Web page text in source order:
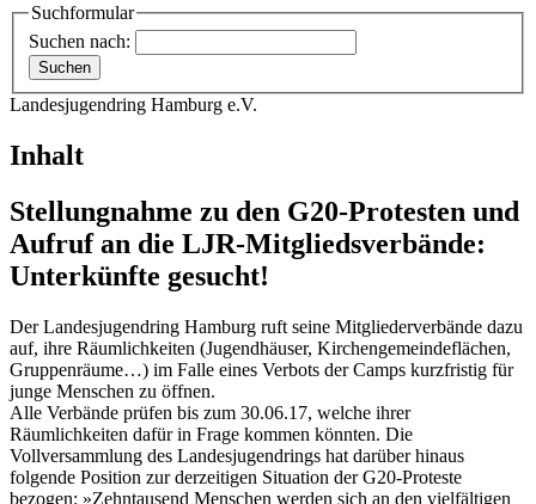
Suchformular
Suchen nach:
Landesjugendring Hamburg e.V.
Inhalt
Stellungnahme zu den G20-Protesten und
Aufruf an die LJR-Mitgliedsverbände:
Unterkünfte gesucht!
Der Landesjugendring Hamburg ruft seine Mitgliederverbände dazu
auf, ihre Räumlichkeiten (Jugendhäuser, Kirchengemeindeflächen,
Gruppenräume…) im Falle eines Verbots der Camps kurzfristig für
junge Menschen zu öffnen.
Alle Verbände prüfen bis zum 30.06.17, welche ihrer
Räumlichkeiten dafür in Frage kommen könnten. Die
Vollversammlung des Landesjugendrings hat darüber hinaus
folgende Position zur derzeitigen Situation der G20-Proteste
bezogen: »Zehntausend Menschen werden sich an den vielfältigen